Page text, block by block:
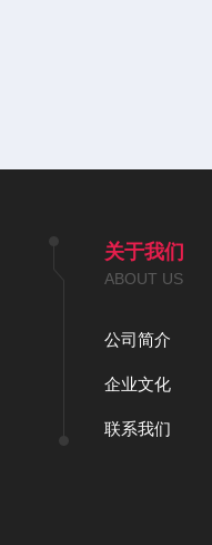
关于我们
ABOUT US
公司简介
企业文化
联系我们